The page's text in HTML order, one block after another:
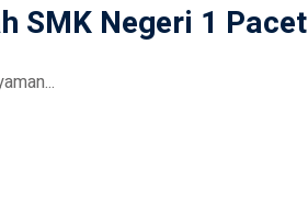
SMK Negeri 1 Pacet